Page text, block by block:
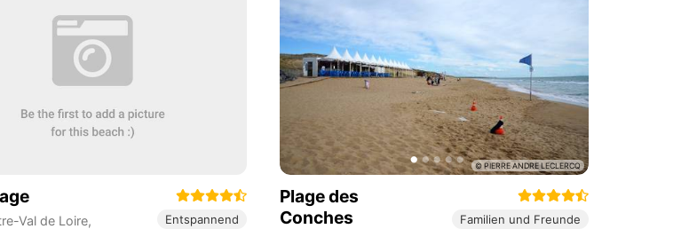
Val de Loire,
Entspannend
Plage des
Conches
Familien und Freunde